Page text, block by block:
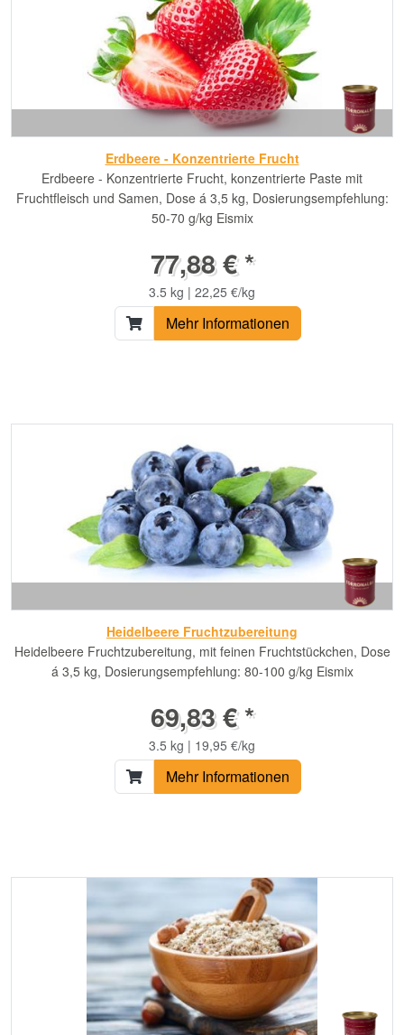
Erdbeere - Konzentrierte Frucht
Erdbeere - Konzentrierte Frucht, konzentrierte Paste mit
Fruchtfleisch und Samen, Dose á 3,5 kg, Dosierungsempfehlung:
50-70 g/kg Eismix
77,88 € *
3.5 kg | 22,25 €/kg
Mehr Informationen
Heidelbeere Fruchtzubereitung
Heidelbeere Fruchtzubereitung, mit feinen Fruchtstückchen, Dose
á 3,5 kg, Dosierungsempfehlung: 80-100 g/kg Eismix
69,83 € *
3.5 kg | 19,95 €/kg
Mehr Informationen